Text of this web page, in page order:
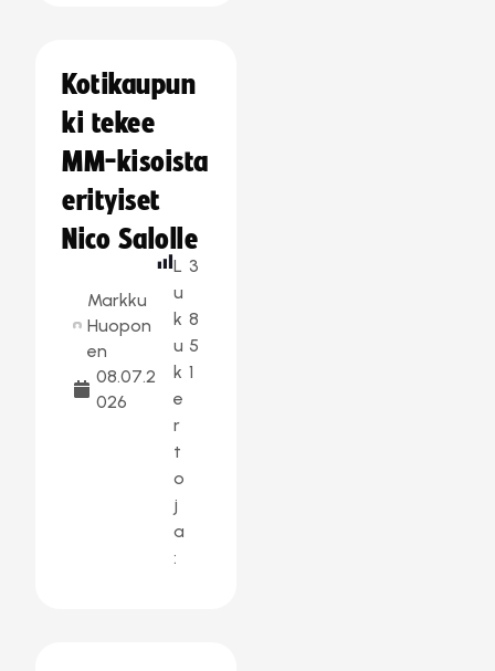
Kotikaupun
ki tekee
MM-kisoista
erityiset
Nico Salolle
Markku
Huopon
en
08.07.2
026
L
u
k
u
k
e
r
t
o
j
a
:
3
8
5
1